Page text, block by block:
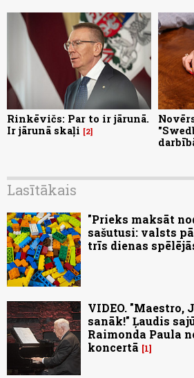
Rinkēvičs: Par to ir jārunā.
Ir jārunā skaļi
2
Lasītākais
"Prieks maksāt
sašutusi: valsts
trīs dienas
VIDEO. "Maestro,
sanāk!" Ļaudis
Raimonda Paula
koncertā
1